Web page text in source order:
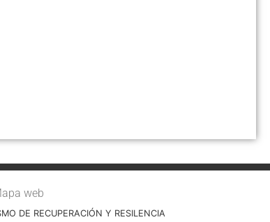
web
DE RECUPERACIÓN Y RESILENCIA